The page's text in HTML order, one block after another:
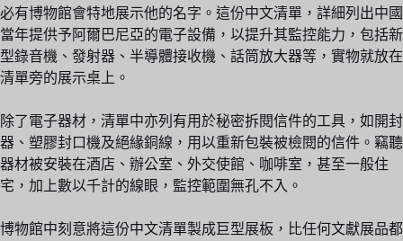
必有博物館會特地展示他的名字。這份中文清單，詳細列出中國
當年提供予阿爾巴尼亞的電子設備，以提升其監控能力，包括新
型錄音機、發射器、半導體接收機、話筒放大器等，實物就放在
清單旁的展示桌上。
除了電子器材，清單中亦列有用於秘密拆閱信件的工具，如開封
器、塑膠封口機及絕緣銅線，用以重新包裝被檢閱的信件。竊聽
器材被安裝在酒店、辦公室、外交使館、咖啡室，甚至一般住
宅，加上數以千計的線眼，監控範圍無孔不入。
博物館中刻意將這份中文清單製成巨型展板，比任何文獻展品都